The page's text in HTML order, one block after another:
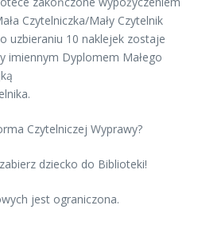
Czytelniczka/Mały Czytelnik
uzbieraniu 10 naklejek zostaje
imiennym Dyplomem Małego
Czytelniczej Wyprawy?
dziecko do Biblioteki!
jest ograniczona.